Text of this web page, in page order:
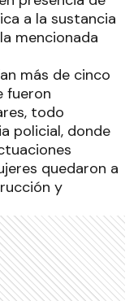
a la sustancia
mencionada
más de cinco
fueron
todo
policial, donde
quedaron a
y